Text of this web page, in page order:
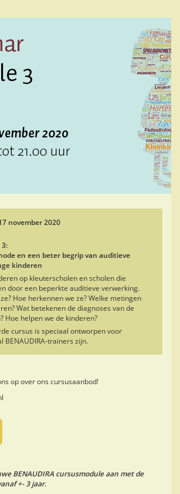
november 2020
en een beter begrip van auditieve
kinderen
op kleuterscholen en scholen die
door een beperkte auditieve verwerking.
Hoe herkennen we ze? Welke metingen
Wat betekenen de diagnoses van de
Hoe helpen we de kinderen?
cursus is speciaal ontworpen voor
BENAUDIRA-trainers zijn.
op over ons cursusaanbod!
BENAUDIRA cursusmodule aan met de
+- 3 jaar.